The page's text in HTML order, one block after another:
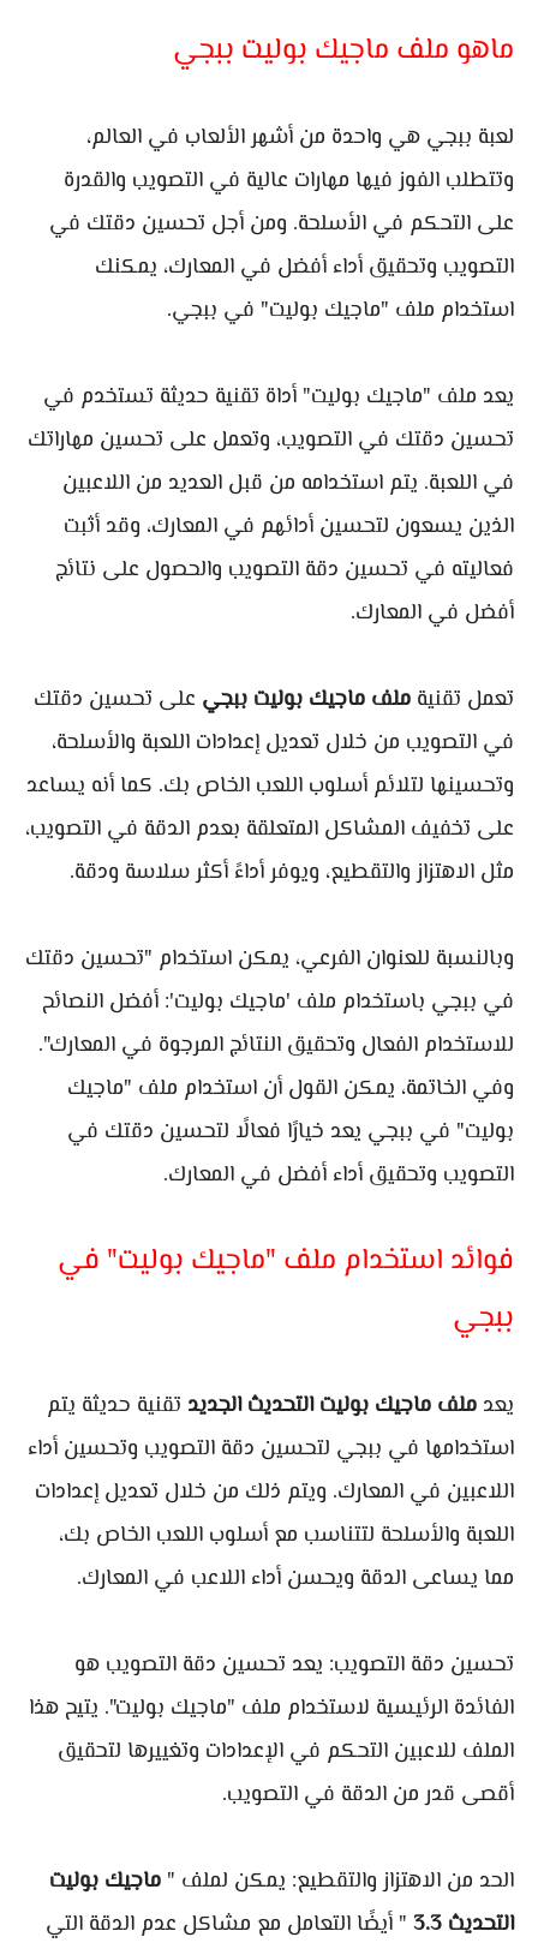
ماهو ملف ماجيك بوليت ببجي
لعبة ببجي هي واحدة من أشهر الألعاب في العالم،
وتتطلب الفوز فيها مهارات عالية في التصويب والقدرة
على التحكم في الأسلحة. ومن أجل تحسين دقتك في
التصويب وتحقيق أداء أفضل في المعارك، يمكنك
استخدام ملف "ماجيك بوليت" في ببجي.
يعد ملف "ماجيك بوليت" أداة تقنية حديثة تستخدم في
تحسين دقتك في التصويب، وتعمل على تحسين مهاراتك
في اللعبة. يتم استخدامه من قبل العديد من اللاعبين
الذين يسعون لتحسين أدائهم في المعارك، وقد أثبت
فعاليته في تحسين دقة التصويب والحصول على نتائج
أفضل في المعارك.
تعمل تقنية ملف ماجيك بوليت ببجي على تحسين دقتك
في التصويب من خلال تعديل إعدادات اللعبة والأسلحة،
وتحسينها لتلائم أسلوب اللعب الخاص بك. كما أنه يساعد
على تخفيف المشاكل المتعلقة بعدم الدقة في التصويب،
مثل الاهتزاز والتقطيع، ويوفر أداءً أكثر سلاسة ودقة.
وبالنسبة للعنوان الفرعي، يمكن استخدام "تحسين دقتك
في ببجي باستخدام ملف 'ماجيك بوليت': أفضل النصائح
للاستخدام الفعال وتحقيق النتائج المرجوة في المعارك".
وفي الخاتمة، يمكن القول أن استخدام ملف "ماجيك
بوليت" في ببجي يعد خيارًا فعالًا لتحسين دقتك في
التصويب وتحقيق أداء أفضل في المعارك.
فوائد استخدام ملف "ماجيك بوليت" في
ببجي
يعد ملف ماجيك بوليت التحديث الجديد تقنية حديثة يتم
استخدامها في ببجي لتحسين دقة التصويب وتحسين أداء
اللاعبين في المعارك. ويتم ذلك من خلال تعديل إعدادات
اللعبة والأسلحة لتتناسب مع أسلوب اللعب الخاص بك،
مما يساعى الدقة ويحسن أداء اللاعب في المعارك.
تحسين دقة التصويب: يعد تحسين دقة التصويب هو
الفائدة الرئيسية لاستخدام ملف "ماجيك بوليت". يتيح هذا
الملف للاعبين التحكم في الإعدادات وتغييرها لتحقيق
أقصى قدر من الدقة في التصويب.
الحد من الاهتزاز والتقطيع: يمكن لملف " ماجيك بوليت
التحديث 3.3
" أيضًا التعامل مع مشاكل عدم الدقة التي